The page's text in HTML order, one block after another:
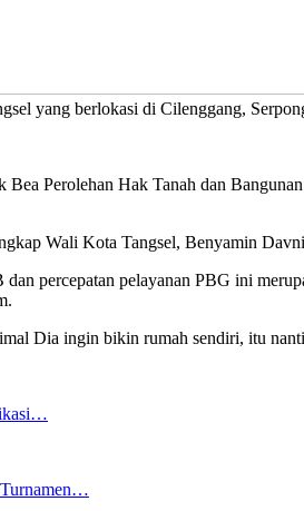
yang berlokasi di Cilenggang,
Bea Perolehan Hak Tanah dan
Wali Kota Tangsel, Benyamin
percepatan pelayanan PBG ini
Dia ingin bikin rumah sendiri, itu
Turnamen…